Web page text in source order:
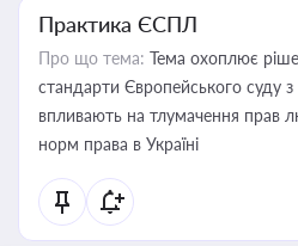
Практика ЄСПЛ
Про що тема: Тема охоплює
стандарти Європейського суду
впливають на тлумачення прав
норм права в Україні